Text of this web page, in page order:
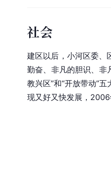
社会
建区以后，小河区委、
勤奋、非凡的胆识、非
教兴区”和“开放带动”
现又好又快发展，